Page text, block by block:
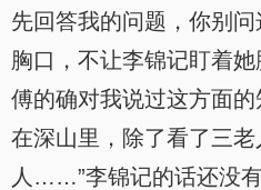
先回答我的问题，你别
胸口，不让李锦记盯着
傅的确对我说过这方面
在深山里，除了看了三
人……”李锦记的话还没